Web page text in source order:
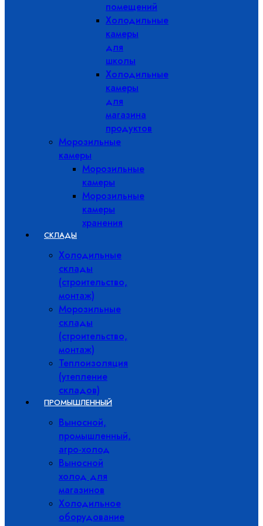
помещений
Холодильные
камеры
для
школы
Холодильные
камеры
для
магазина
продуктов
Морозильные
камеры
Морозильные
камеры
Морозильные
камеры
хранения
СКЛАДЫ
Холодильные
склады
(строительство,
монтаж)
Морозильные
склады
(строительство,
монтаж)
Теплоизоляция
(утепление
складов)
ПРОМЫШЛЕННЫЙ
Выносной,
промышленный,
агро-холод
Выносной
холод для
магазинов
Холодильное
оборудование